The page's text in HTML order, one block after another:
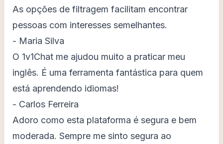
As opções de filtragem facilitam encontrar
pessoas com interesses semelhantes.
- Maria Silva
O 1v1Chat me ajudou muito a praticar meu
inglês. É uma ferramenta fantástica para quem
está aprendendo idiomas!
- Carlos Ferreira
Adoro como esta plataforma é segura e bem
moderada. Sempre me sinto segura ao